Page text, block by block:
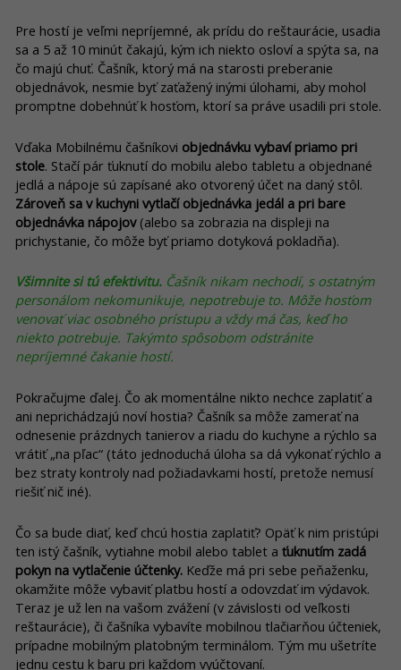
Pre hostí je veľmi nepríjemné, ak prídu do reštaurácie, usadia
sa a 5 až 10 minút čakajú, kým ich niekto osloví a spýta sa, na
čo majú chuť. Čašník, ktorý má na starosti preberanie
objednávok, nesmie byť zaťažený inými úlohami, aby mohol
promptne dobehnúť k hosťom, ktorí sa práve usadili pri stole.
Vďaka Mobilnému čašníkovi objednávku vybaví priamo pri
stole. Stačí pár ťuknutí do mobilu alebo tabletu a objednané
jedlá a nápoje sú zapísané ako otvorený účet na daný stôl.
Zároveň sa v kuchyni vytlačí objednávka jedál a pri bare
objednávka nápojov(alebo sa zobrazia na displeji na
prichystanie, čo môže byť priamo dotyková pokladňa).
Všimnite si tú efektivitu. Čašník nikam nechodí, s ostatným
personálom nekomunikuje, nepotrebuje to. Môže hosťom
venovať viac osobného prístupu a vždy má čas, keď ho
niekto potrebuje. Takýmto spôsobom odstránite
nepríjemné čakanie hostí.
Pokračujme ďalej. Čo ak momentálne nikto nechce zaplatiť a
ani neprichádzajú noví hostia? Čašník sa môže zamerať na
odnesenie prázdnych tanierov a riadu do kuchyne a rýchlo sa
vrátiť „na pľac“ (táto jednoduchá úloha sa dá vykonať rýchlo a
bez straty kontroly nad požiadavkami hostí, pretože nemusí
riešiť nič iné).
Čo sa bude diať, keď chcú hostia zaplatiť? Opäť k nim pristúpi
ten istý čašník, vytiahne mobil alebo tablet a ťuknutím zadá
pokyn na vytlačenie účtenky. Keďže má pri sebe peňaženku,
okamžite môže vybaviť platbu hostí a odovzdať im výdavok.
Teraz je už len na vašom zvážení (v závislosti od veľkosti
reštaurácie), či čašníka vybavíte mobilnou tlačiarňou účteniek,
prípadne mobilným platobným terminálom. Tým mu ušetríte
jednu cestu k baru pri každom vyúčtovaní.